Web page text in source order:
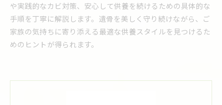
や実践的なカビ対策、安心して供養を続けるための具体的な
手順を丁寧に解説します。遺骨を美しく守り続けながら、ご
家族の気持ちに寄り添える最適な供養スタイルを見つけるた
めのヒントが得られます。